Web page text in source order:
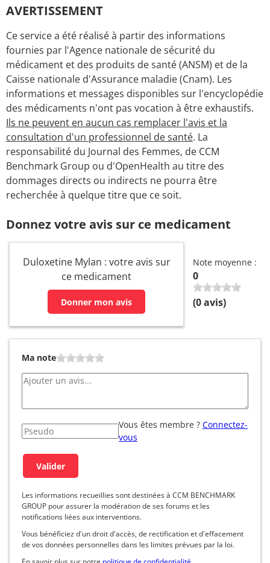
AVERTISSEMENT
Ce service a été réalisé à partir des informations
fournies par l'Agence nationale de sécurité du
médicament et des produits de santé (ANSM) et de la
Caisse nationale d'Assurance maladie (Cnam). Les
informations et messages disponibles sur l'encyclopédie
des médicaments n'ont pas vocation à être exhaustifs.
Ils ne peuvent en aucun cas remplacer l'avis et la
consultation d'un professionnel de santé. La
responsabilité du Journal des Femmes, de CCM
Benchmark Group ou d'OpenHealth au titre des
dommages directs ou indirects ne pourra être
recherchée à quelque titre que ce soit.
Donnez votre avis sur ce medicament
Duloxetine Mylan : votre avis sur
ce medicament
Donner mon avis
Note moyenne :
0
(0avis)
Ma note
Vous êtes membre ? Connectez-
vous
Les informations recueillies sont destinées à CCM BENCHMARK
GROUP pour assurer la modération de ses forums et les
notifications liées aux interventions.
Vous bénéficiez d'un droit d'accès, de rectification et d'effacement
de vos données personnelles dans les limites prévues par la loi.